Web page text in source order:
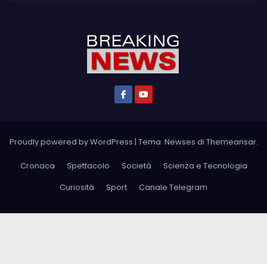
Proudly powered by WordPress | Tema: Newses di Themeansar.
Cronaca Spettacolo Società
Scienza e Tecnologia
Curiosità
Sport Canale Telegram